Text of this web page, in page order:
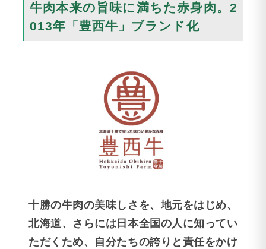
牛肉本来の旨味に満ちた赤身肉。2
013年「豊西牛」ブランド化
十勝の牛肉の美味しさを、地元をはじめ、
北海道、さらには日本全国の人に知ってい
ただくため、自分たちの誇りと責任をかけ